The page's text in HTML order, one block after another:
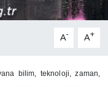
A- A+
bilim, teknoloji, zaman,